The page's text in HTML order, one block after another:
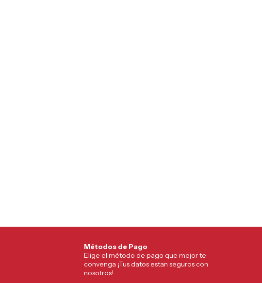
Métodos de Pago
Elige el método de pago que mejor te
convenga ¡Tus datos estan seguros con
nosotros!